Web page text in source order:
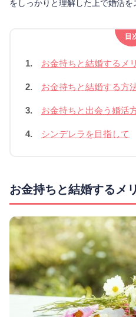
をしっかりと理解した上で婚活を
目
1. お金持ちと結婚するメ
2. お金持ちと結婚する方
3. お金持ちと出会う婚活
4. シンデレラを目指して
お金持ちと結婚するメ